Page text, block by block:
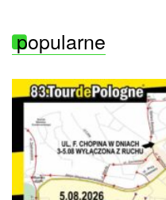
popularne